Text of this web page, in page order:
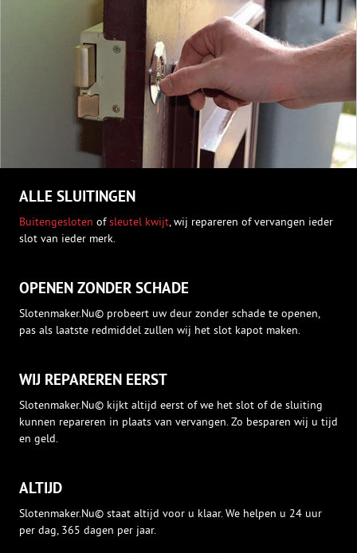
ALLE SLUITINGEN
Buitengesloten ofsleutel kwijt, wij repareren of vervangen ieder
slot van ieder merk.
OPENEN ZONDER SCHADE
Slotenmaker.Nu© probeert uw deur zonder schade te openen,
pas als laatste redmiddel zullen wij het slot kapot maken.
WIJ REPAREREN EERST
Slotenmaker.Nu© kijkt altijd eerst of we het slot of de sluiting
kunnen repareren in plaats van vervangen. Zo besparen wij u tijd
en geld.
ALTIJD
Slotenmaker.Nu© staat altijd voor u klaar. We helpen u 24 uur
per dag, 365 dagen per jaar.